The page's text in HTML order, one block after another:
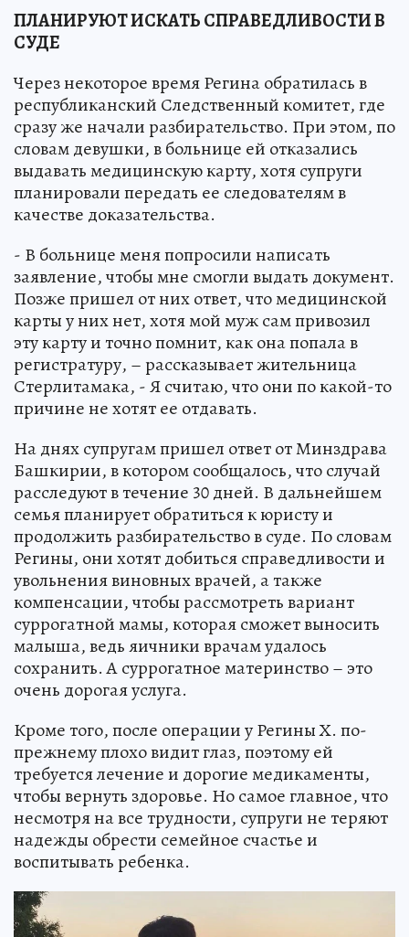
ПЛАНИРУЮТ ИСКАТЬ СПРАВЕДЛИВОСТИ В
СУДЕ
Через некоторое время Регина обратилась в
республиканский Следственный комитет, где
сразу же начали разбирательство. При этом, по
словам девушки, в больнице ей отказались
выдавать медицинскую карту, хотя супруги
планировали передать ее следователям в
качестве доказательства.
- В больнице меня попросили написать
заявление, чтобы мне смогли выдать документ.
Позже пришел от них ответ, что медицинской
карты у них нет, хотя мой муж сам привозил
эту карту и точно помнит, как она попала в
регистратуру, – рассказывает жительница
Стерлитамака, - Я считаю, что они по какой-то
причине не хотят ее отдавать.
На днях супругам пришел ответ от Минздрава
Башкирии, в котором сообщалось, что случай
расследуют в течение 30 дней. В дальнейшем
семья планирует обратиться к юристу и
продолжить разбирательство в суде. По словам
Регины, они хотят добиться справедливости и
увольнения виновных врачей, а также
компенсации, чтобы рассмотреть вариант
суррогатной мамы, которая сможет выносить
малыша, ведь яичники врачам удалось
сохранить. А суррогатное материнство – это
очень дорогая услуга.
Кроме того, после операции у Регины Х. по-
прежнему плохо видит глаз, поэтому ей
требуется лечение и дорогие медикаменты,
чтобы вернуть здоровье. Но самое главное, что
несмотря на все трудности, супруги не теряют
надежды обрести семейное счастье и
воспитывать ребенка.